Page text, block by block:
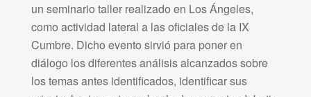
un seminario taller realizado en Los Ángeles,
como actividad lateral a las oficiales de la IX
Cumbre. Dicho evento sirvió para poner en
diálogo los diferentes análisis alcanzados sobre
los temas antes identificados, identificar sus